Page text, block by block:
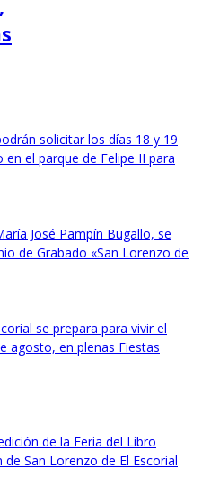
solicitar los días 18 y 19
el parque de Felipe II para
José Pampín Bugallo, se
de Grabado «San Lorenzo de
se prepara para vivir el
agosto, en plenas Fiestas
de la Feria del Libro
San Lorenzo de El Escorial